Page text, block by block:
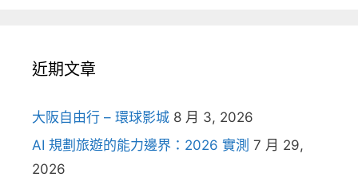
近期文章
大阪自由行 – 環球影城 8 月 3, 2026
AI 規劃旅遊的能力邊界：2026 實測 7 月 29,
2026